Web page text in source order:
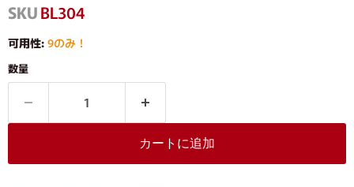
SKUBL304
可用性: 9のみ！
数量
カートに追加